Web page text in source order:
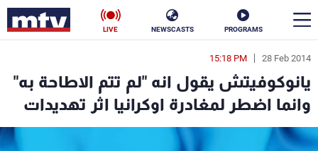
PROGRAMS
NEWSCASTS
LIVE
28 Feb 2014
15:18 PM
يانوكوفيتش يقول انه "لم تتم الاطاحة به"
وانما اضطر لمغادرة اوكرانيا اثر تهديدات
en
الأخبار
سياسة ناس